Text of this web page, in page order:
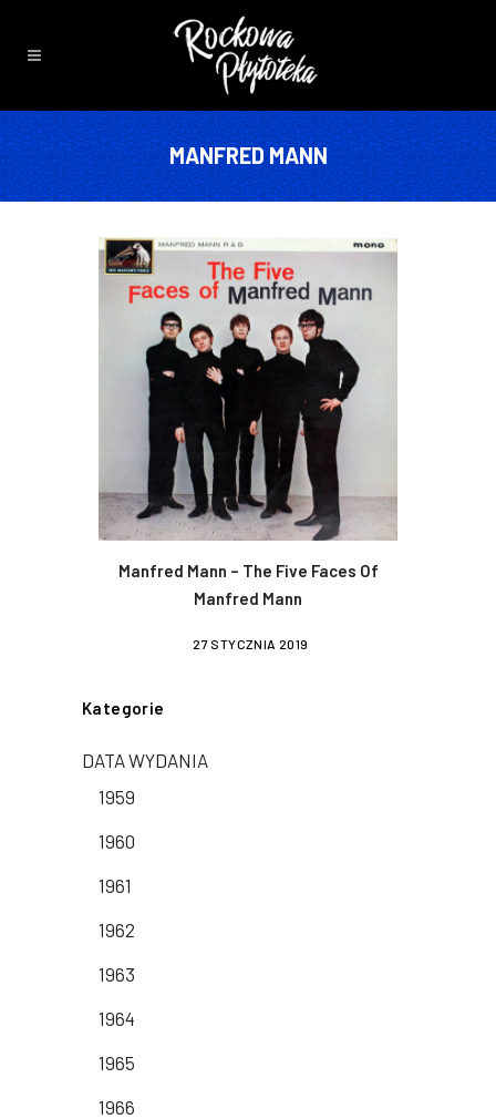
MANFRED MANN
Manfred Mann – The Five Faces Of
Manfred Mann
27 STYCZNIA 2019
Kategorie
DATA WYDANIA
1959
1960
1961
1962
1963
1964
1965
1966